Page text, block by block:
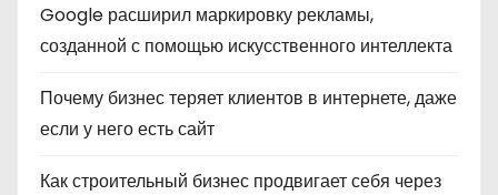
Google расширил маркировку рекламы,
созданной с помощью искусственного интеллекта
Почему бизнес теряет клиентов в интернете, даже
если у него есть сайт
Как строительный бизнес продвигает себя через